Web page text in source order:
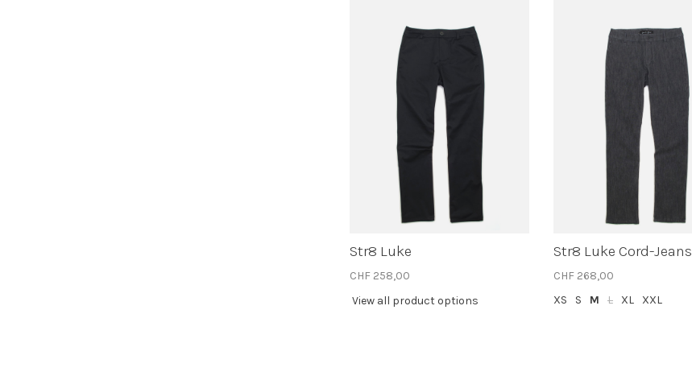
Str8 Luke
CHF 258,00
View all product options
Str8 Luke Cord-Jeans
CHF 268,00
XS
S M L XL XXL